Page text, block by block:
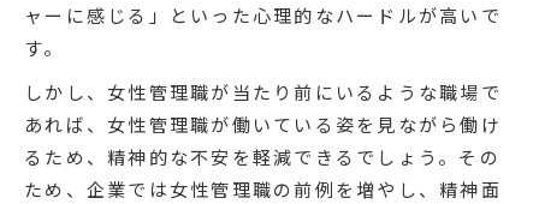
ャーに感じる」といった心理的なハードルが高いで
す。
しかし、女性管理職が当たり前にいるような職場で
あれば、女性管理職が働いている姿を見ながら働け
るため、精神的な不安を軽減できるでしょう。その
ため、企業では女性管理職の前例を増やし、精神面